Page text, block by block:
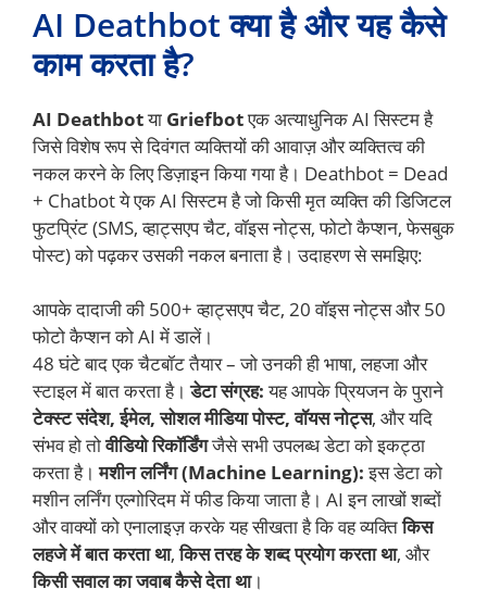
AI Deathbot क्या है और यह कैसे
काम करता है?
AI Deathbotया Griefbotएक अत्याधुनिक AI सिस्टम है
जिसे विशेष रूप से दिवंगत व्यक्तियों की आवाज़ और व्यक्तित्व की
नकल करने के लिए डिज़ाइन किया गया है। Deathbot = Dead
+ Chatbot ये एक AI सिस्टम है जो किसी मृत व्यक्ति की डिजिटल
फुटप्रिंट (SMS, व्हाट्सएप चैट, वॉइस नोट्स, फोटो कैप्शन, फेसबुक
पोस्ट) को पढ़कर उसकी नकल बनाता है। उदाहरण से समझिए:
आपके दादाजी की 500+ व्हाट्सएप चैट, 20 वॉइस नोट्स और 50
फोटो कैप्शन को AI में डालें।
48 घंटे बाद एक चैटबॉट तैयार – जो उनकी ही भाषा, लहजा और
स्टाइल में बात करता है।डेटा संग्रह:यह आपके प्रियजन के पुराने
टेक्स्ट संदेश, ईमेल, सोशल मीडिया पोस्ट, वॉयस नोट्स, और यदि
संभव हो तोवीडियो रिकॉर्डिंगजैसे सभी उपलब्ध डेटा को इकट्ठा
करता है।मशीन लर्निंग (Machine Learning):इस डेटा को
मशीन लर्निंग एल्गोरिदम में फीड किया जाता है। AI इन लाखों शब्दों
और वाक्यों को एनालाइज़ करके यह सीखता है कि वह व्यक्तिकिस
लहजे में बात करता था,किस तरह के शब्द प्रयोग करता था, और
किसी सवाल का जवाब कैसे देता था।